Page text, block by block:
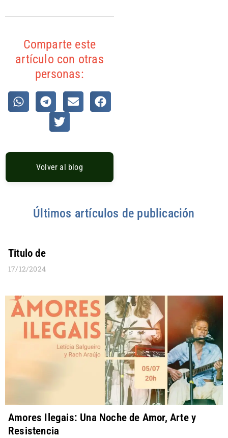
Comparte este
artículo con otras
personas:
Volver al blog
Últimos artículos de publicación
Titulo de
17/12/2024
Amores Ilegais: Una Noche de Amor, Arte y
Resistencia